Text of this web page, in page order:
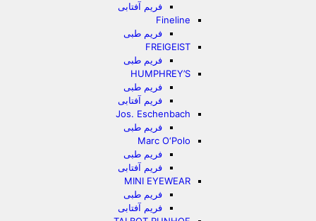
فریم آفتابی
Fineline
فریم طبی
FREIGEIST
فریم طبی
HUMPHREY’S
فریم طبی
فریم آفتابی
Jos. Eschenbach
فریم طبی
Marc O‘Polo
فریم طبی
فریم آفتابی
MINI EYEWEAR
فریم طبی
فریم آفتابی